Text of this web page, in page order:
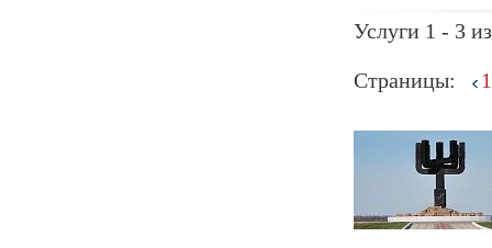
Услуги 1 - 3
Страницы: 1